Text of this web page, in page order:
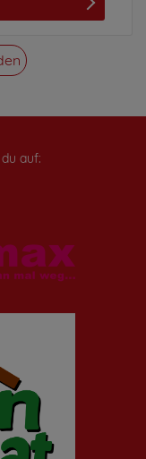
auf: